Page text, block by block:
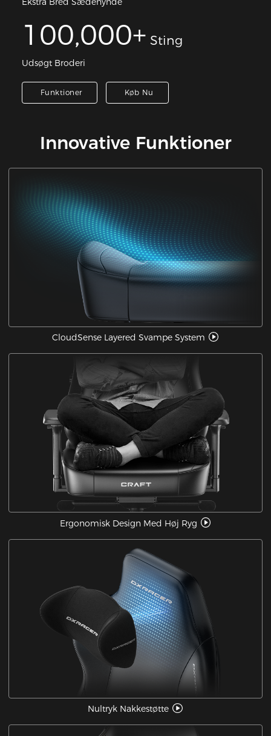
100,000+ Sting
Udsøgt Broderi
Funktioner Køb Nu
Innovative Funktioner
CloudSense Layered Svampe System
Ergonomisk Design Med Høj Ryg
Nultryk Nakkestøtte